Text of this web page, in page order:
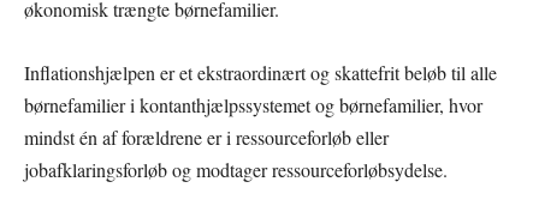
økonomisk trængte børnefamilier.
Inflationshjælpen er et ekstraordinært og skattefrit beløb til alle
børnefamilier i kontanthjælpssystemet og børnefamilier, hvor
mindst én af forældrene er i ressourceforløb eller
jobafklaringsforløb og modtager ressourceforløbsydelse.